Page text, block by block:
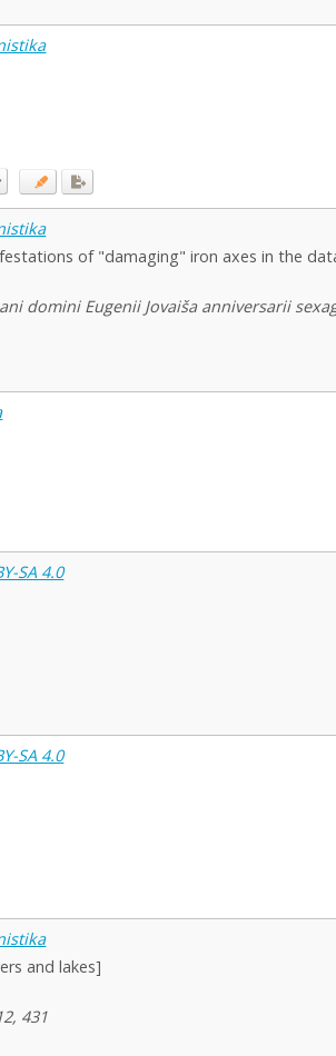
of "damaging" iron axes in the
domini Eugenii Jovaiša anniversarii
SA 4.0
SA 4.0
and lakes]
431